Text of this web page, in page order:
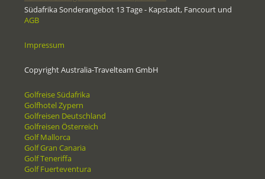
Südafrika Sonderangebot 13 Tage - Kapstadt, Fancourt und
AGB
Impressum
Copyright Australia-Travelteam GmbH
Golfreise Südafrika
Golfhotel Zypern
Golfreisen Deutschland
Golfreisen Österreich
Golf Mallorca
Golf Gran Canaria
Golf Teneriffa
Golf Fuerteventura